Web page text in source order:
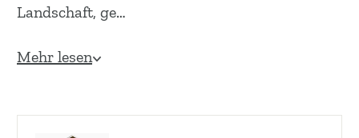
Landschaft, ge…
Mehr lesen